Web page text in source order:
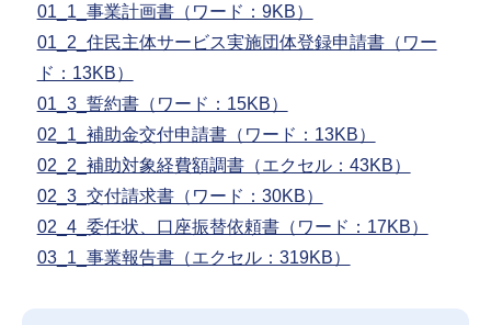
01_1_事業計画書（ワード：9KB）
01_2_住民主体サービス実施団体登録申請書（ワー
ド：13KB）
01_3_誓約書（ワード：15KB）
02_1_補助金交付申請書（ワード：13KB）
02_2_補助対象経費額調書（エクセル：43KB）
02_3_交付請求書（ワード：30KB）
02_4_委任状、口座振替依頼書（ワード：17KB）
03_1_事業報告書（エクセル：319KB）